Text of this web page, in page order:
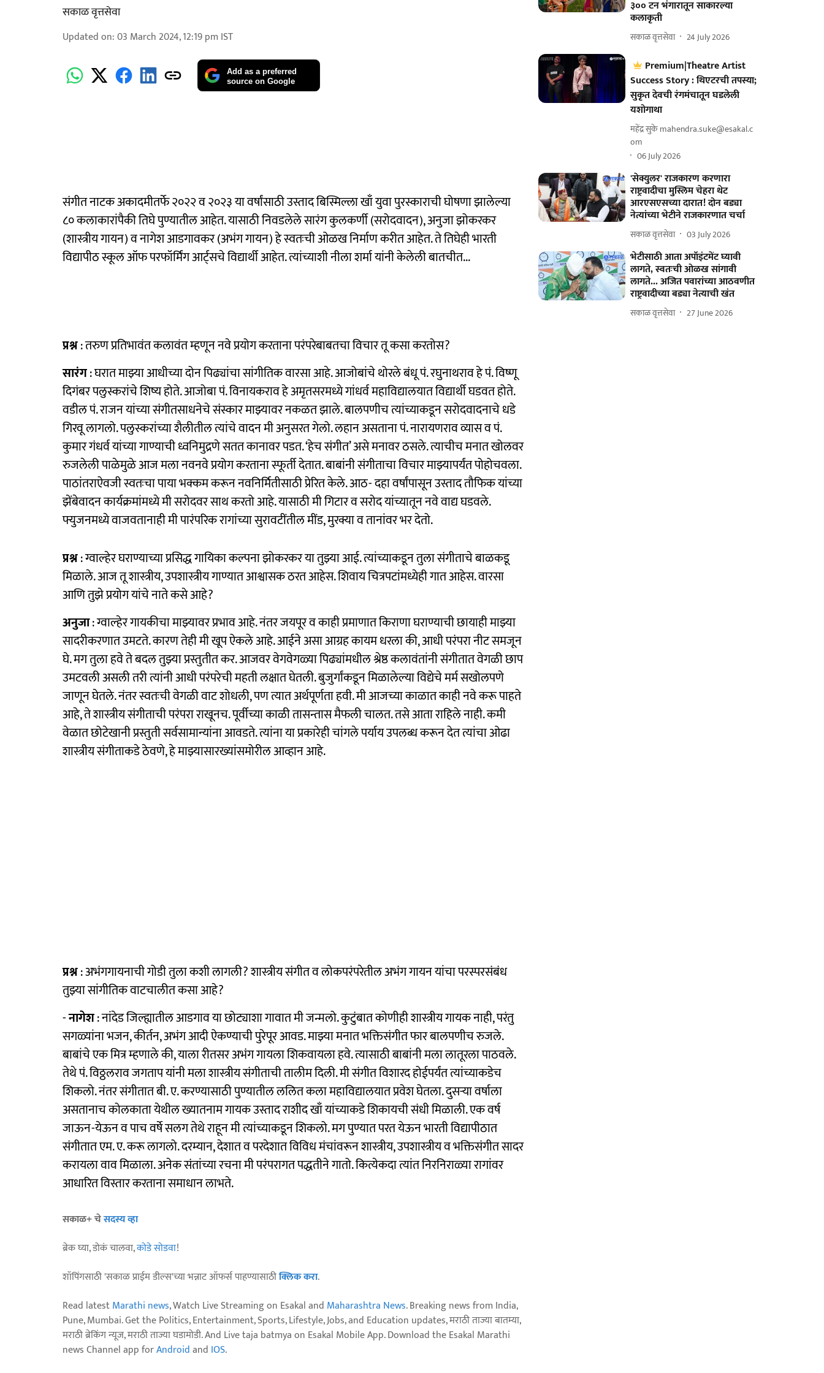
सकाळ वृत्तसेवा
Updated on:03 March 2024, 12:19 pm IST
Add as a preferred
source on Google
संगीत नाटक अकादमीतर्फे २०२२ व २०२३ या वर्षांसाठी उस्ताद बिस्मिल्ला खाँ युवा पुरस्काराची घोषणा झालेल्या
८० कलाकारांपैकी तिघे पुण्यातील आहेत. यासाठी निवडलेले सारंग कुलकर्णी (सरोदवादन), अनुजा झोकरकर
(शास्त्रीय गायन) व नागेश आडगावकर (अभंग गायन) हे स्वतःची ओळख निर्माण करीत आहेत. ते तिघेही भारती
विद्यापीठ स्कूल ऑफ परफॉर्मिंग आर्ट्सचे विद्यार्थी आहेत. त्यांच्याशी नीला शर्मा यांनी केलेली बातचीत...
प्रश्न: तरुण प्रतिभावंत कलावंत म्हणून नवे प्रयोग करताना परंपरेबाबतचा विचार तू कसा करतोस?
सारंग: घरात माझ्या आधीच्या दोन पिढ्यांचा सांगीतिक वारसा आहे. आजोबांचे थोरले बंधू पं. रघुनाथराव हे पं. विष्णू
दिगंबर पलुस्करांचे शिष्य होते. आजोबा पं. विनायकराव हे अमृतसरमध्ये गांधर्व महाविद्यालयात विद्यार्थी घडवत होते.
वडील पं. राजन यांच्या संगीतसाधनेचे संस्कार माझ्यावर नकळत झाले. बालपणीच त्यांच्याकडून सरोदवादनाचे धडे
गिरवू लागलो. पलुस्करांच्या शैलीतील त्यांचे वादन मी अनुसरत गेलो. लहान असताना पं. नारायणराव व्यास व पं.
कुमार गंधर्व यांच्या गाण्याची ध्वनिमुद्रणे सतत कानावर पडत. ‘हेच संगीत’ असे मनावर ठसले. त्याचीच मनात खोलवर
रुजलेली पाळेमुळे आज मला नवनवे प्रयोग करताना स्फूर्ती देतात. बाबांनी संगीताचा विचार माझ्यापर्यंत पोहोचवला.
पाठांतराऐवजी स्वतःचा पाया भक्कम करून नवनिर्मितीसाठी प्रेरित केले. आठ- दहा वर्षांपासून उस्ताद तौफिक यांच्या
झेंबेवादन कार्यक्रमांमध्ये मी सरोदवर साथ करतो आहे. यासाठी मी गिटार व सरोद यांच्यातून नवे वाद्य घडवले.
फ्युजनमध्ये वाजवतानाही मी पारंपरिक रागांच्या सुरावटींतील मींड, मुरक्या व तानांवर भर देतो.
प्रश्न: ग्वाल्हेर घराण्याच्या प्रसिद्ध गायिका कल्पना झोकरकर या तुझ्या आई. त्यांच्याकडून तुला संगीताचे बाळकडू
मिळाले. आज तू शास्त्रीय, उपशास्त्रीय गाण्यात आश्वासक ठरत आहेस. शिवाय चित्रपटांमध्येही गात आहेस. वारसा
आणि तुझे प्रयोग यांचे नाते कसे आहे?
अनुजा: ग्वाल्हेर गायकीचा माझ्यावर प्रभाव आहे. नंतर जयपूर व काही प्रमाणात किराणा घराण्याची छायाही माझ्या
सादरीकरणात उमटते. कारण तेही मी खूप ऐकले आहे. आईने असा आग्रह कायम धरला की, आधी परंपरा नीट समजून
घे. मग तुला हवे ते बदल तुझ्या प्रस्तुतीत कर. आजवर वेगवेगळ्या पिढ्यांमधील श्रेष्ठ कलावंतांनी संगीतात वेगळी छाप
उमटवली असली तरी त्यांनी आधी परंपरेची महती लक्षात घेतली. बुजुर्गांकडून मिळालेल्या विद्येचे मर्म सखोलपणे
जाणून घेतले. नंतर स्वतःची वेगळी वाट शोधली, पण त्यात अर्थपूर्णता हवी. मी आजच्या काळात काही नवे करू पाहते
आहे, ते शास्त्रीय संगीताची परंपरा राखूनच. पूर्वीच्या काळी तासन्तास मैफली चालत. तसे आता राहिले नाही. कमी
वेळात छोटेखानी प्रस्तुती सर्वसामान्यांना आवडते. त्यांना या प्रकारेही चांगले पर्याय उपलब्ध करून देत त्यांचा ओढा
शास्त्रीय संगीताकडे ठेवणे, हे माझ्यासारख्यांसमोरील आव्हान आहे.
प्रश्न: अभंगगायनाची गोडी तुला कशी लागली? शास्त्रीय संगीत व लोकपरंपरेतील अभंग गायन यांचा परस्परसंबंध
तुझ्या सांगीतिक वाटचालीत कसा आहे?
-नागेश: नांदेड जिल्ह्यातील आडगाव या छोट्याशा गावात मी जन्मलो. कुटुंबात कोणीही शास्त्रीय गायक नाही, परंतु
सगळ्यांना भजन, कीर्तन, अभंग आदी ऐकण्याची पुरेपूर आवड. माझ्या मनात भक्तिसंगीत फार बालपणीच रुजले.
बाबांचे एक मित्र म्हणाले की, याला रीतसर अभंग गायला शिकवायला हवे. त्यासाठी बाबांनी मला लातूरला पाठवले.
तेथे पं. विठ्ठलराव जगताप यांनी मला शास्त्रीय संगीताची तालीम दिली. मी संगीत विशारद होईपर्यंत त्यांच्याकडेच
शिकलो. नंतर संगीतात बी. ए. करण्यासाठी पुण्यातील ललित कला महाविद्यालयात प्रवेश घेतला. दुसऱ्या वर्षाला
असतानाच कोलकाता येथील ख्यातनाम गायक उस्ताद राशीद खाँ यांच्याकडे शिकायची संधी मिळाली.‌ एक वर्ष
जाऊन-येऊन व पाच वर्षे सलग तेथे राहून मी त्यांच्याकडून शिकलो. मग पुण्यात परत येऊन भारती विद्यापीठात
संगीतात एम. ए. करू लागलो. दरम्यान, देशात व परदेशात विविध मंचांवरून शास्त्रीय, उपशास्त्रीय व भक्तिसंगीत सादर
करायला वाव मिळाला. अनेक संतांच्या रचना मी परंपरागत पद्धतीने गातो. कित्येकदा त्यांत निरनिराळ्या रागांवर
आधारित विस्तार करताना समाधान लाभते.
सकाळ+ चेसदस्य व्हा
ब्रेक घ्या, डोकं चालवा,कोडे सोडवा!
शॉपिंगसाठी 'सकाळ प्राईम डील्स'च्या भन्नाट ऑफर्स पाहण्यासाठीक्लिक करा.
Read latestMarathi news, Watch Live Streaming on Esakal and Maharashtra News. Breaking news from India,
Pune, Mumbai. Get the Politics, Entertainment, Sports, Lifestyle, Jobs, and Education updates, मराठी ताज्या बातम्या,
मराठी ब्रेकिंग न्यूज, मराठी ताज्या घडामोडी. And Live taja batmya on Esakal Mobile App. Download the Esakal Marathi
news Channel app forAndroidand IOS.
३०० टन भंगारातून साकारल्या
कलाकृती
सकाळ वृत्तसेवा 24 July 2026
Premium|Theatre Artist
Success Story : थिएटरची तपस्या;
सुकृत देवची रंगमंचातून घडलेली
यशोगाथा
महेंद्र सुके mahendra.suke@esakal.c
om
06 July 2026
'सेक्युलर' राजकारण करणारा
राष्ट्रवादीचा मुस्लिम चेहरा थेट
आरएसएसच्या दारात! दोन बड्या
नेत्यांच्या भेटीने राजकारणात चर्चा
सकाळ वृत्तसेवा 03 July 2026
भेटीसाठी आता अपॉइंटमेंट घ्यावी
लागते, स्वतःची ओळख सांगावी
लागते... अजित पवारांच्या आठवणीत
राष्ट्रवादीच्या बड्या नेत्याची खंत
सकाळ वृत्तसेवा 27 June 2026